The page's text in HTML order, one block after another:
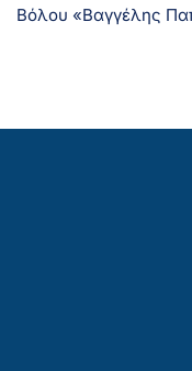
Βόλου «Βαγγέλης